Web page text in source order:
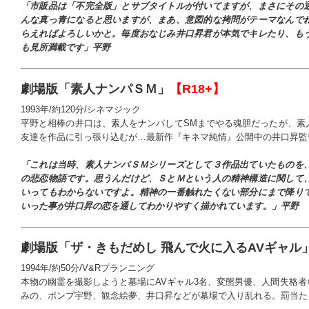
「市販品は「不完全版」とサブタイトルが付いてますが、まさにそ
んな真っ青になると思いますが、まあ、意図的な拷問がテーマなん
らえればよろしいかと。毎度おなじみ井口昇君が本気でキレたり、
も見所満載です」平野
劇場版「素人ナンパＳＭ」 【R18+】
1993年/約120分/シネマジック
平野と相棒の井口は、素人をナンパしてSMまでやる魂胆だったが、
友達を作品に引っ張り込むが…最新作『キネマ純情』公開中の井口昇
「これは当時、素人ナンパＳＭシリーズとして３作品出ていたもの
の悲恋物語です。思うんだけど、ＳとＭという人の精神構造に関し
いってもわからないですよ。精神の一番触れたくない部分にまで降
いった事が井口昇の恋を通してわかりやすく描かれています。」平野
劇場版「ザ・きもだめし 飛んで火に入るAVギャル
1994年/約50分/V&Rプランニング
本物の幽霊を撮影しようと墓場にAVギャル3名、変態男優、人間失格
みの、ポンプ宇野、観念絵夢、井口昇などが墓場で入り乱れる。罰当